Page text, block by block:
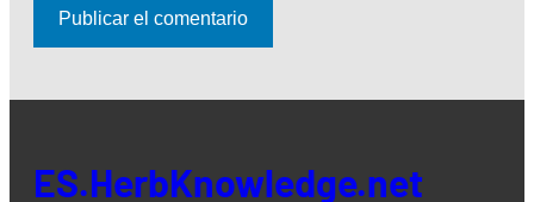
ES.HerbKnowledge.net